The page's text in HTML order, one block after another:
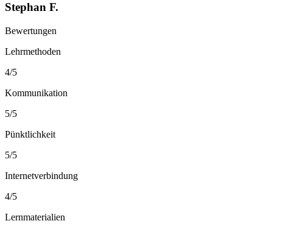
Stephan F.
Bewertungen
Lehrmethoden
4/5
Kommunikation
5/5
Pünktlichkeit
5/5
Internetverbindung
4/5
Lernmaterialien